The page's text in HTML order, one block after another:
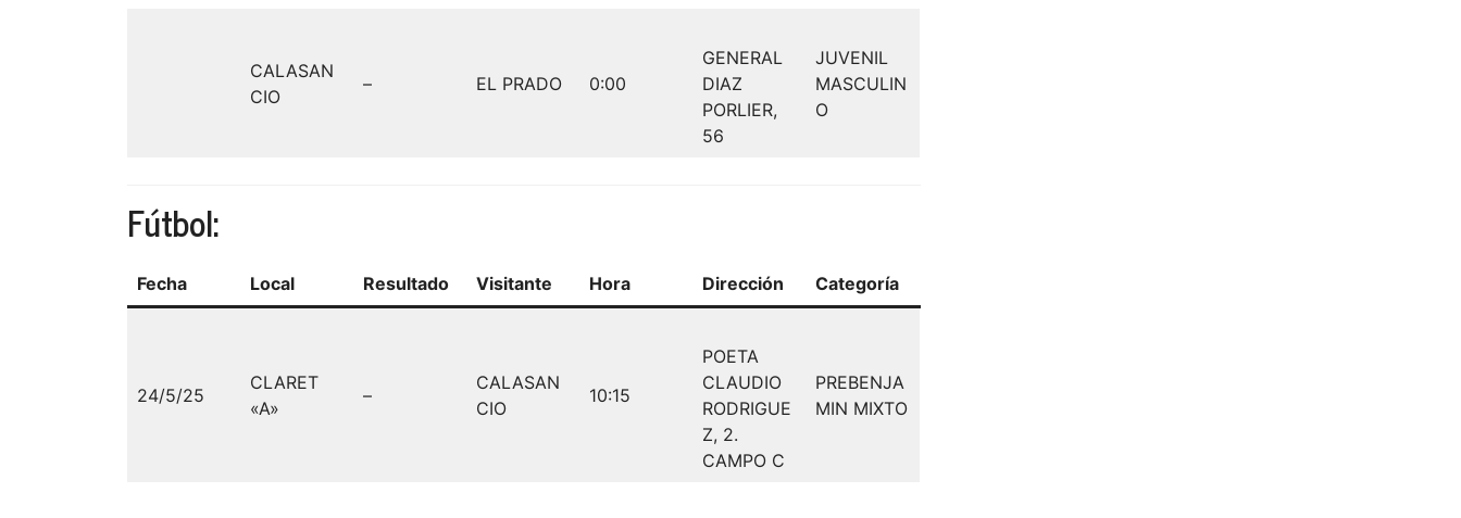
CALASAN
CIO
– EL PRADO 0:00
GENERAL
DIAZ
PORLIER,
56
JUVENIL
MASCULIN
O
Fútbol:
Fecha Local Resultado Visitante Hora Dirección Categoría
24/5/25
CLARET
«A»
–
CALASAN
CIO
10:15
POETA
CLAUDIO
RODRIGUE
Z, 2.
CAMPO C
PREBENJA
MIN MIXTO